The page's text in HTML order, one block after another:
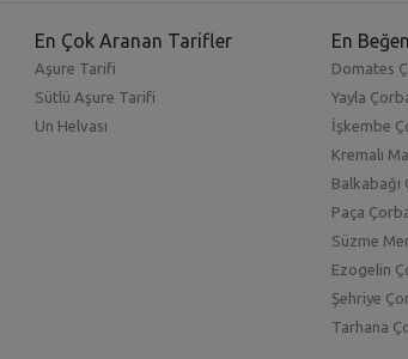
En Çok Aranan Tarifler
Aşure Tarifi
Sütlü Aşure Tarifi
Un Helvası
En
Domates
Yayla
İşkembe
Kremalı
Balkabağı
Paça
Süzme
Ezogelin
Şehriye
Tarhana